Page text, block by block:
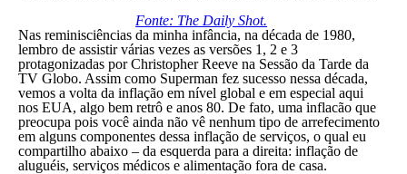
Fonte: The Daily Shot.
Nas reminisciências da minha infância, na década de 1980,
lembro de assistir várias vezes as versões 1, 2 e 3
protagonizadas por Christopher Reeve na Sessão da Tarde da
TV Globo. Assim como Superman fez sucesso nessa década,
vemos a volta da inflação em nível global e em especial aqui
nos EUA, algo bem retrô e anos 80. De fato, uma inflacão que
preocupa pois você ainda não vê nenhum tipo de arrefecimento
em alguns componentes dessa inflação de serviços, o qual eu
compartilho abaixo – da esquerda para a direita: inflação de
aluguéis, serviços médicos e alimentação fora de casa.